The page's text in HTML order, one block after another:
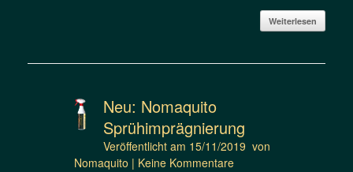
Weiterlesen
Neu: Nomaquito
Sprühimprägnierung
Veröffentlicht am 15/11/2019 von
Nomaquito | Keine Kommentare